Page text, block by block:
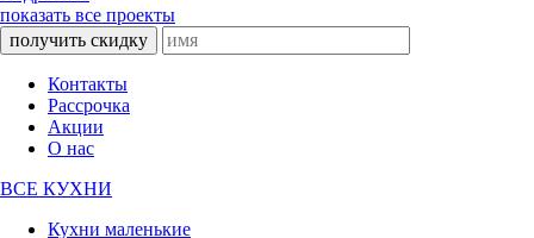
показать все проекты
получить скидку
Контакты
Рассрочка
Акции
О нас
ВСЕ КУХНИ
Кухни маленькие